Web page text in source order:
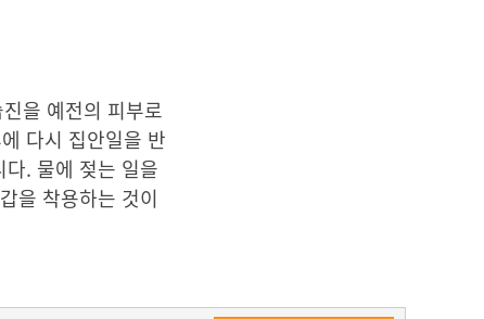
을 예전의 피부로
다시 집안일을 반
. 물에 젖는 일을
을 착용하는 것이